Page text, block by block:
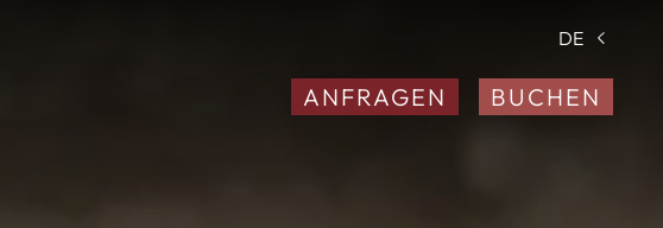
DE
ANFRAGEN BUCHEN